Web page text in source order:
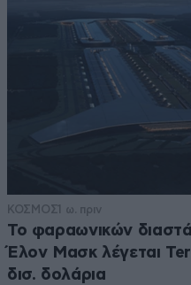
ΚΟΣΜΟΣ1 ω. πριν
Το φαραωνικών
Έλον Μασκ λέγεται
δισ. δολάρια